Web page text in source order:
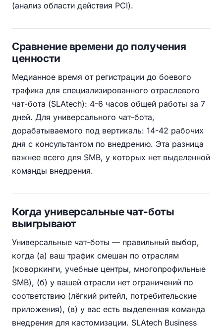
(анализ области действия PCI).
Сравнение времени до получения
ценности
Медианное время от регистрации до боевого
трафика для специализированного отраслевого
чат-бота (SLAtech): 4-6 часов общей работы за 7
дней. Для универсального чат-бота,
дорабатываемого под вертикаль: 14-42 рабочих
дня с консультантом по внедрению. Эта разница
важнее всего для SMB, у которых нет выделенной
команды внедрения.
Когда универсальные чат-боты
выигрывают
Универсальные чат-боты — правильный выбор,
когда (а) ваш трафик смешан по отраслям
(коворкинги, учебные центры, многопрофильные
SMB), (б) у вашей отрасли нет ограничений по
соответствию (лёгкий ритейл, потребительские
приложения), (в) у вас есть выделенная команда
внедрения для кастомизации. SLAtech Business